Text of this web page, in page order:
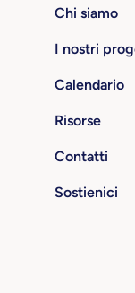
Chi siamo
I nostri
Calendario
Risorse
Contatti
Sostienici